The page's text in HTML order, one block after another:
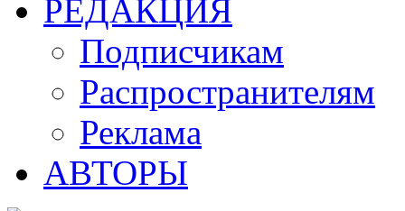
РЕДАКЦИЯ
Подписчикам
Распространителям
Реклама
АВТОРЫ